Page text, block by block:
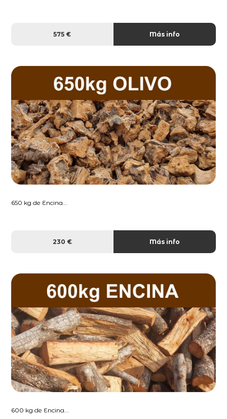
575 € Más info
650 kg de Encina...
230 € Más info
600 kg de Encina...